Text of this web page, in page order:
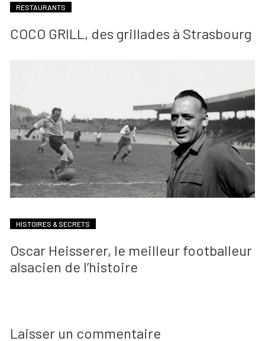
RESTAURANTS
COCO GRILL, des grillades à Strasbourg
HISTOIRES & SECRETS
Oscar Heisserer, le meilleur footballeur
alsacien de l’histoire
Laisser un commentaire